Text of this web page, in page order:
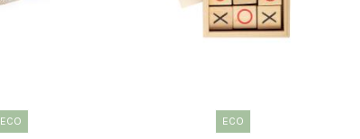
ECO ECO